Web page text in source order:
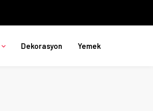
Dekorasyon Yemek